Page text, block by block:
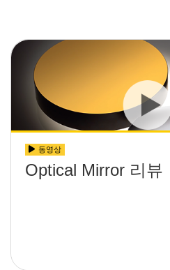
동영상
Optical Mirror 리뷰